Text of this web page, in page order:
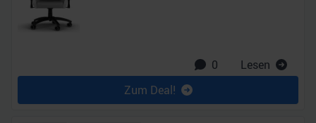
0
Lesen
Zum Deal!